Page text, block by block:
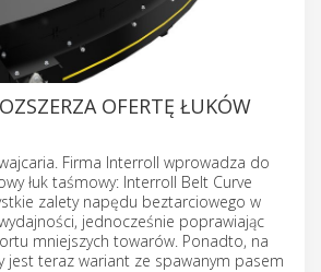
OFERTĘ ŁUKÓW
Firma Interroll wprowadza do
łuk taśmowy: Interroll Belt Curve
zalety napędu beztarciowego w
jednocześnie poprawiając
mniejszych towarów. Ponadto, na
jest teraz wariant ze spawanym pasem